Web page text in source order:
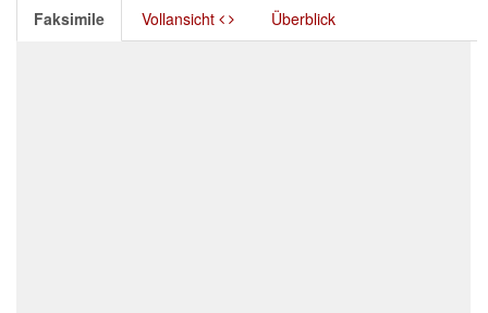
Faksimile Vollansicht Überblick